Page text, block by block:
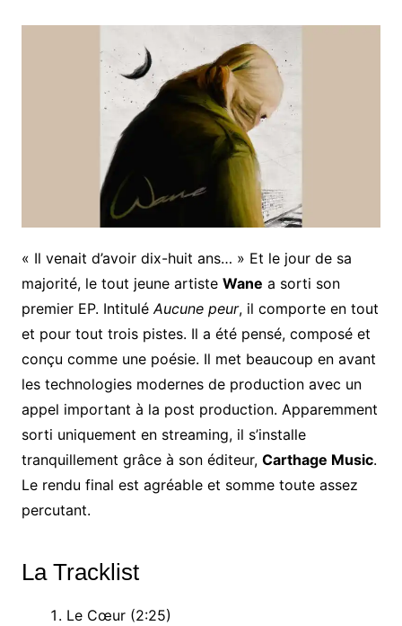
« Il venait d’avoir dix-huit ans… » Et le jour de sa
majorité, le tout jeune artiste Wane a sorti son
premier EP. IntituléAucune peur, il comporte en tout
et pour tout trois pistes. Il a été pensé, composé et
conçu comme une poésie. Il met beaucoup en avant
les technologies modernes de production avec un
appel important à la post production. Apparemment
sorti uniquement en streaming, il s’installe
tranquillement grâce à son éditeur, Carthage Music.
Le rendu final est agréable et somme toute assez
percutant.
La Tracklist
Le Cœur (2:25)